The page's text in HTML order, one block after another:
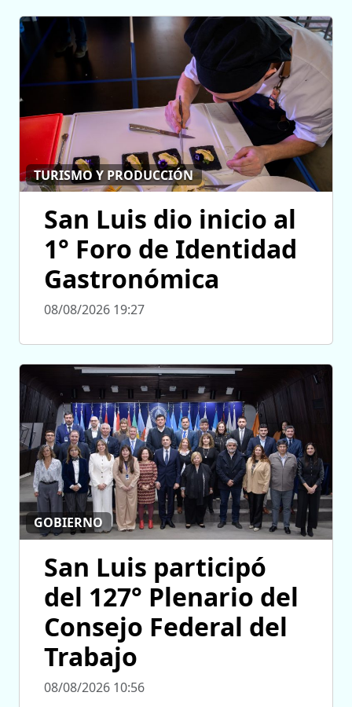
TURISMO Y PRODUCCIÓN
San Luis dio inicio al
1° Foro de Identidad
Gastronómica
08/08/2026 19:27
GOBIERNO
San Luis participó
del 127° Plenario del
Consejo Federal del
Trabajo
08/08/2026 10:56